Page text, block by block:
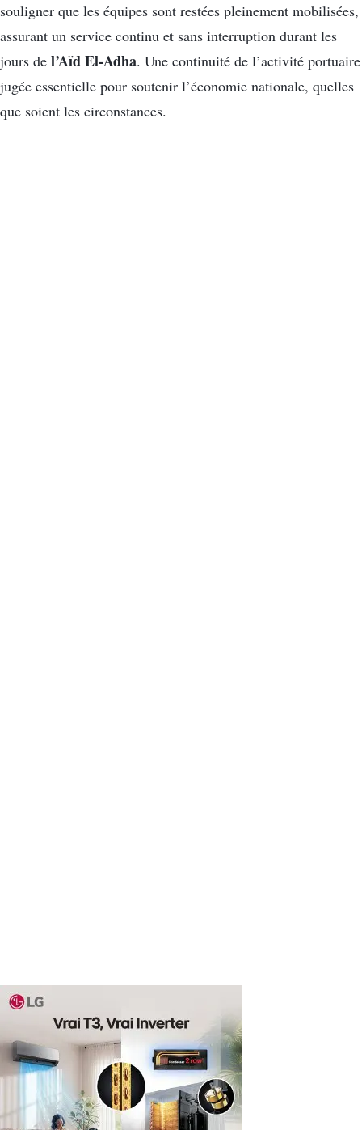
souligner que les équipes sont restées pleinement mobilisées,
assurant un service continu et sans interruption durant les
jours de l’Aïd El-Adha. Une continuité de l’activité portuaire
jugée essentielle pour soutenir l’économie nationale, quelles
que soient les circonstances.